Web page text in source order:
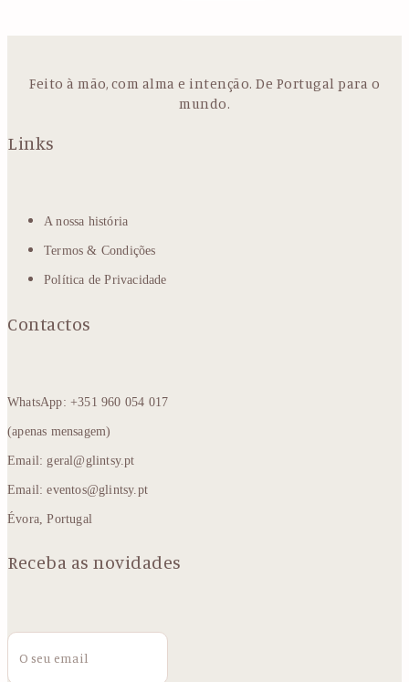
Feito à mão, com alma e intenção. De Portugal para o
mundo.
Links
A nossa história
Termos & Condições
Política de Privacidade
Contactos
WhatsApp: +351 960 054 017
(apenas mensagem)
Email: geral@glintsy.pt
Email: eventos@glintsy.pt
Évora, Portugal
Receba as novidades
Email